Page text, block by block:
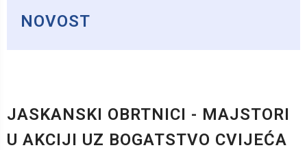
NOVOST
JASKANSKI OBRTNICI - MAJSTORI
U AKCIJI UZ BOGATSTVO CVIJEĆA